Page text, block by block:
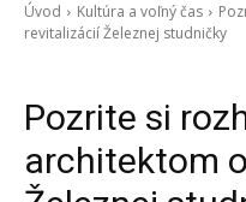
Úvod Kultúra a voľný čas
revitalizácií Železnej studničky
Pozrite si
architektom